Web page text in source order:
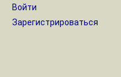
Войти
Зарегистрироваться